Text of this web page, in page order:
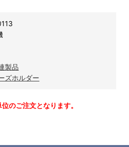
製品
ズホルダー
のご注文となります。